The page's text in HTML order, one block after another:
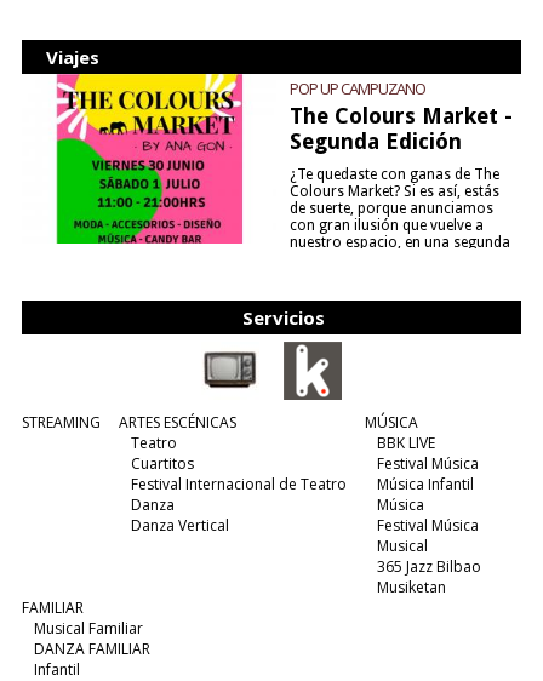
Viajes
POP UP CAMPUZANO
The Colours Market -
Segunda Edición
¿Te quedaste con ganas de The
Colours Market? Si es así, estás
de suerte, porque anunciamos
con gran ilusión que vuelve a
nuestro espacio, en una segunda
Servicios
STREAMING
ARTES ESCÉNICAS
Teatro
Cuartitos
Festival Internacional de Teatro
Danza
Danza Vertical
MÚSICA
BBK LIVE
Festival Música
Música Infantil
Música
Festival Música
Musical
365 Jazz Bilbao
Musiketan
FAMILIAR
Musical Familiar
DANZA FAMILIAR
Infantil